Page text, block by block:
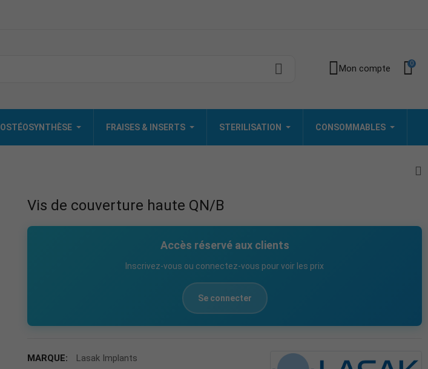
Mon compte 0
OSTÉOSYNTHÈSE FRAISES & INSERTS STERILISATION CONSOMMABLES
Vis de couverture haute QN/B
Accès réservé aux clients
Inscrivez-vous ou connectez-vous pour voir les prix
Se connecter
MARQUE:
Lasak Implants